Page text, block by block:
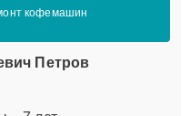
кофемашин
Петров